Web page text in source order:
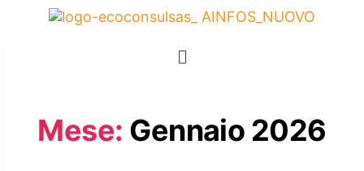
Mese: Gennaio 2026